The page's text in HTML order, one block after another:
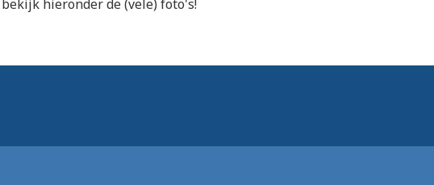
bekijk hieronder de (vele) foto's!